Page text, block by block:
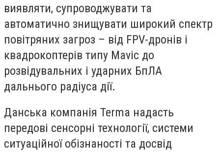
виявляти, супроводжувати та
автоматично знищувати широкий спектр
повітряних загроз – від FPV-дронів і
квадрокоптерів типу Mavic до
розвідувальних і ударних БпЛА
дальнього радіуса дії.
Данська компанiя Terma надасть
передові сенсорні технології, системи
ситуаційної обізнаності та досвід